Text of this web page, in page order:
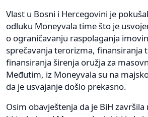
Vlast u Bosni i Hercegovini je
odluku Moneyvala time što je
o ograničavanju raspolaganja
sprečavanja terorizma, finansiranja
finansiranja širenja oružja za
Međutim, iz Moneyvala su na
da je usvajanje došlo prekasno.
Osim obavještenja da je BiH